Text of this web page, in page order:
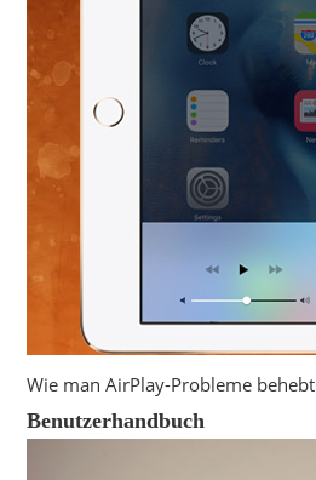
Wie man AirPlay-Probleme behebt
Benutzerhandbuch